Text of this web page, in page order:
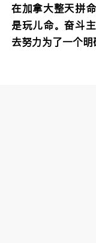
在加拿大整天拼
是玩儿命。奋斗
去努力为了一个明